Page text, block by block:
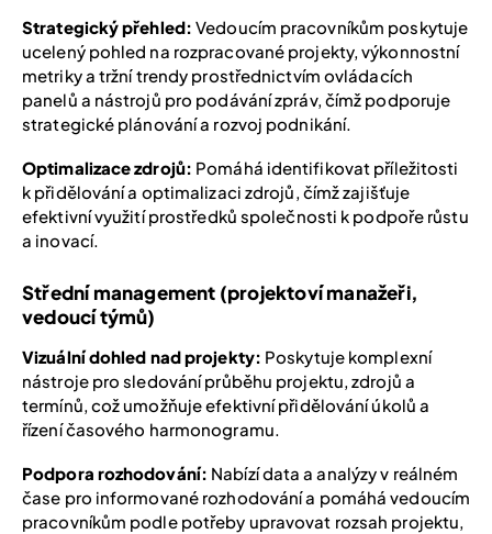
Strategický přehled: Vedoucím pracovníkům poskytuje
ucelený pohled na rozpracované projekty, výkonnostní
metriky a tržní trendy prostřednictvím ovládacích
panelů a nástrojů pro podávání zpráv, čímž podporuje
strategické plánování a rozvoj podnikání.
Optimalizace zdrojů: Pomáhá identifikovat příležitosti
k přidělování a optimalizaci zdrojů, čímž zajišťuje
efektivní využití prostředků společnosti k podpoře růstu
a inovací.
Střední management (projektoví manažeři,
vedoucí týmů)
Vizuální dohled nad projekty: Poskytuje komplexní
nástroje pro sledování průběhu projektu, zdrojů a
termínů, což umožňuje efektivní přidělování úkolů a
řízení časového harmonogramu.
Podpora rozhodování: Nabízí data a analýzy v reálném
čase pro informované rozhodování a pomáhá vedoucím
pracovníkům podle potřeby upravovat rozsah projektu,